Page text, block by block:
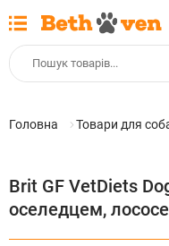
Головна Товари для
Brit GF VetDiets
оселедцем,